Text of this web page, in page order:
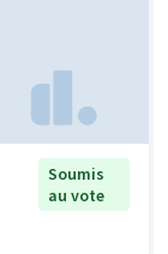
Soumis
au vote